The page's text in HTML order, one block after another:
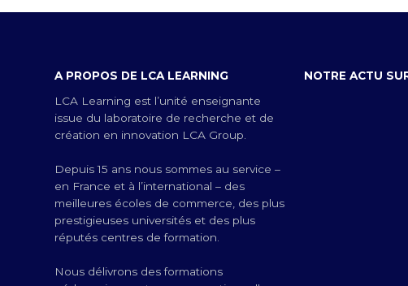
A PROPOS DE LCA LEARNING
LCA Learning est l’unité enseignante
issue du laboratoire de recherche et de
création en innovation LCA Group.
Depuis 15 ans nous sommes au service –
en France et à l’international – des
meilleures écoles de commerce, des plus
prestigieuses universités et des plus
réputés centres de formation.
Nous délivrons des formations
NOTRE ACTU